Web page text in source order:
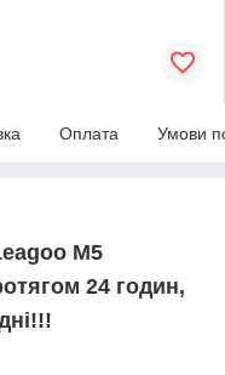
Оплата Умови
M5
24 годин,